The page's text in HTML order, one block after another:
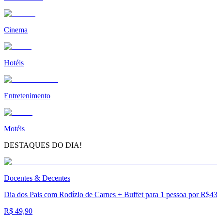
Cinema
Hotéis
Entretenimento
Motéis
DESTAQUES DO DIA!
Docentes & Decentes
Dia dos Pais com Rodízio de Carnes + Buffet para 1 pessoa por
R$ 49,90